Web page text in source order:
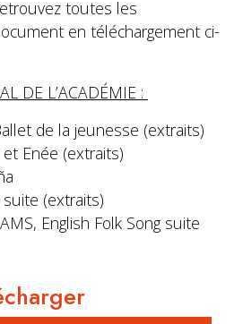
toutes les
en téléchargement ci-
DE L’ACADÉMIE :
de la jeunesse (extraits)
et Enée (extraits)
suite (extraits)
English Folk Song suite